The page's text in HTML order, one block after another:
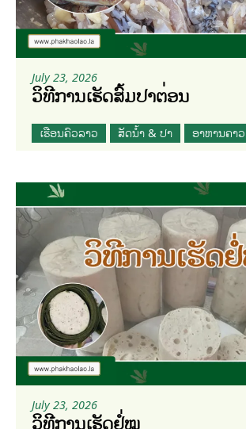
July 23, 2026
ວິທີການເຮັດສົ້ມປາຕ່ອນ
ເຮືອນຄົວລາວ ສັດນໍ້າ & ປາ ອາຫານຄາວ
July 23, 2026
ວິທີການເຮັດຢໍ່ໝູ